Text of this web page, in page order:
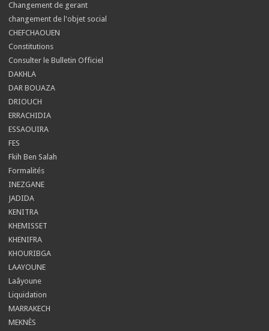
Changement de gerant
changement de l'objet social
CHEFCHAOUEN
Constitutions
Consulter le Bulletin Officiel
DAKHLA
DAR BOUAZA
DRIOUCH
ERRACHIDIA
ESSAOUIRA
FES
Fkih Ben Salah
Formalités
INEZGANE
JADIDA
KENITRA
KHEMISSET
KHENIFRA
KHOURIBGA
LAAYOUNE
Laâyoune
Liquidation
MARRAKECH
MEKNÈS